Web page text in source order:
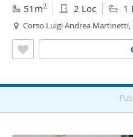
51m2 2 Loc 1
Corso Luigi Andrea